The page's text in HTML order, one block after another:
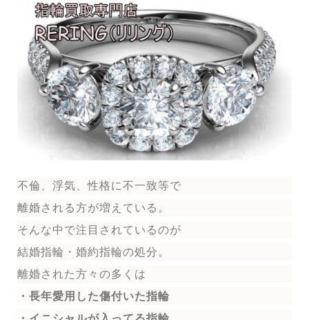
不倫、浮気、性格に不一致等で
離婚される方が増えている。
そんな中で注目されているのが
結婚指輪 ・婚約指輪の処分。
離婚された方々の多くは
・長年愛用した傷付いた指輪